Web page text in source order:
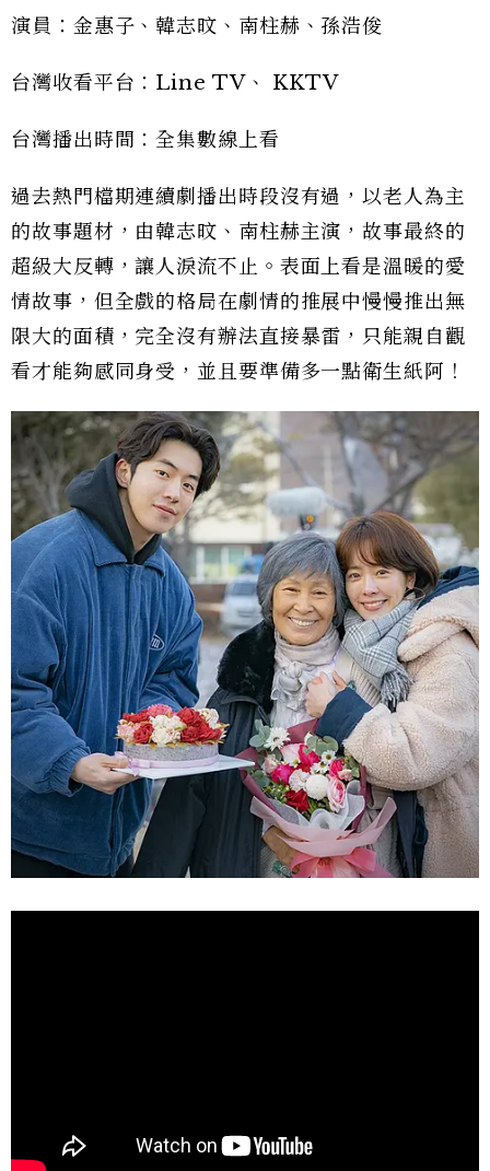
演員：金惠子、韓志旼、南柱赫、孫浩俊
台灣收看平台：Line TV、 KKTV
台灣播出時間：全集數線上看
過去熱門檔期連續劇播出時段沒有過，以老人為主
的故事題材，由韓志旼、南柱赫主演，故事最終的
超級大反轉，讓人淚流不止。表面上看是溫暖的愛
情故事，但全戲的格局在劇情的推展中慢慢推出無
限大的面積，完全沒有辦法直接暴雷，只能親自觀
看才能夠感同身受，並且要準備多一點衛生紙阿！